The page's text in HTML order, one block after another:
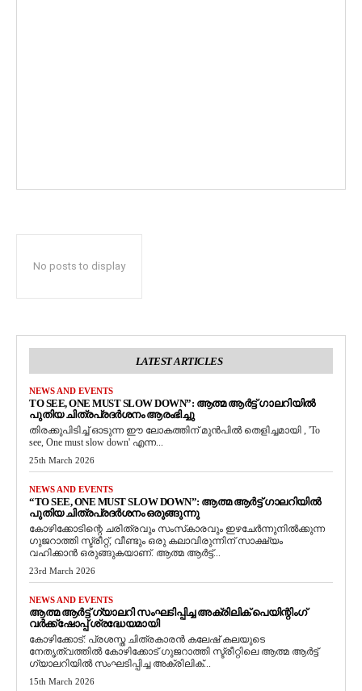
No posts to display
LATEST ARTICLES
NEWS AND EVENTS
TO SEE, ONE MUST SLOW DOWN”: ആത്മ ആർട്ട് ഗാലറിയിൽ
പുതിയ ചിത്രപ്രദർശനം ആരംഭിച്ചു
തിരക്കുപിടിച്ച് ഓടുന്ന ഈ ലോകത്തിന് മുൻപിൽ തെളിച്ചമായി , 'To
see, One must slow down' എന്ന...
25th March 2026
NEWS AND EVENTS
“TO SEE, ONE MUST SLOW DOWN”: ആത്മ ആർട്ട് ഗാലറിയിൽ
പുതിയ ചിത്രപ്രദർശനം ഒരുങ്ങുന്നു
കോഴിക്കോടിന്റെ ചരിത്രവും സംസ്‌കാരവും ഇഴചേർന്നുനിൽക്കുന്ന
ഗുജറാത്തി സ്ട്രീറ്റ്, വീണ്ടും ഒരു കലാവിരുന്നിന് സാക്ഷ്യം
വഹിക്കാൻ ഒരുങ്ങുകയാണ്. ആത്മ ആർട്ട്...
23rd March 2026
NEWS AND EVENTS
ആത്മ ആർട്ട് ഗ്യാലറി സംഘടിപ്പിച്ച അക്രിലിക് പെയിന്റിംഗ്
വർക്ക്‌ഷോപ്പ് ശ്രദ്ധേയമായി
കോഴിക്കോട്: പ്രശസ്ത ചിത്രകാരൻ കലേഷ് കലയുടെ
നേതൃത്വത്തിൽ കോഴിക്കോട് ഗുജറാത്തി സ്ട്രീറ്റിലെ ആത്മ ആർട്ട്
ഗ്യാലറിയിൽ സംഘടിപ്പിച്ച അക്രിലിക്...
15th March 2026